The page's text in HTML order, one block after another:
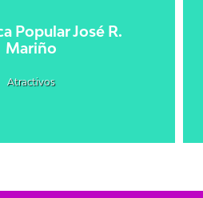
Popular José R.
Mariño
Atractivos